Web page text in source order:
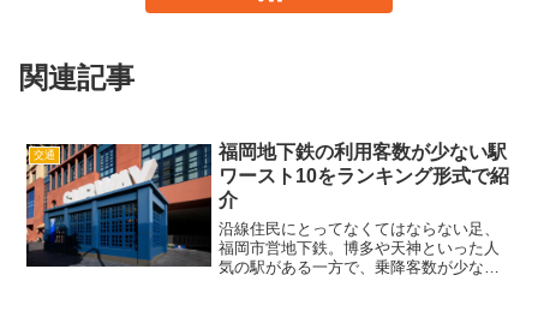
関連記事
交通
福岡地下鉄の利用客数が少ない駅
ワースト10をランキング形式で紹
介
沿線住民にとってなくてはならない足、
福岡市営地下鉄。博多や天神といった人
気の駅がある一方で、乗降客数が少ない